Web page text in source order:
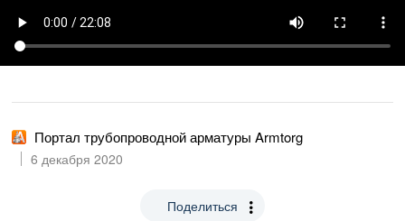
Портал трубопроводной арматуры Armtorg
6 декабря 2020
Поделиться